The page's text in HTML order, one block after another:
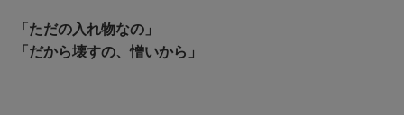
「ただの入れ物なの」
「だから壊すの、憎いから」